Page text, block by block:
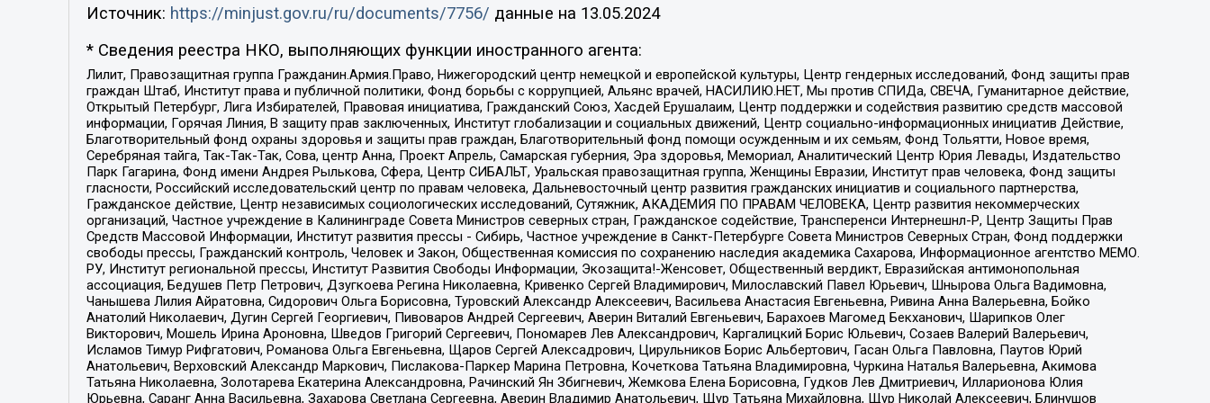
Источник: https://minjust.gov.ru/ru/documents/7756/ данные на 13.05.2024
* Сведения реестра НКО, выполняющих функции иностранного агента:
Лилит, Правозащитная группа Гражданин.Армия.Право, Нижегородский центр немецкой и европейской культуры, Центр гендерных исследований, Фонд защиты прав
граждан Штаб, Институт права и публичной политики, Фонд борьбы с коррупцией, Альянс врачей, НАСИЛИЮ.НЕТ, Мы против СПИДа, СВЕЧА, Гуманитарное действие,
Открытый Петербург, Лига Избирателей, Правовая инициатива, Гражданский Союз, Хасдей Ерушалаим, Центр поддержки и содействия развитию средств массовой
информации, Горячая Линия, В защиту прав заключенных, Институт глобализации и социальных движений, Центр социально-информационных инициатив Действие,
Благотворительный фонд охраны здоровья и защиты прав граждан, Благотворительный фонд помощи осужденным и их семьям, Фонд Тольятти, Новое время,
Серебряная тайга, Так-Так-Так, Сова, центр Анна, Проект Апрель, Самарская губерния, Эра здоровья, Мемориал, Аналитический Центр Юрия Левады, Издательство
Парк Гагарина, Фонд имени Андрея Рылькова, Сфера, Центр СИБАЛЬТ, Уральская правозащитная группа, Женщины Евразии, Институт прав человека, Фонд защиты
гласности, Российский исследовательский центр по правам человека, Дальневосточный центр развития гражданских инициатив и социального партнерства,
Гражданское действие, Центр независимых социологических исследований, Сутяжник, АКАДЕМИЯ ПО ПРАВАМ ЧЕЛОВЕКА, Центр развития некоммерческих
организаций, Частное учреждение в Калининграде Совета Министров северных стран, Гражданское содействие, Трансперенси Интернешнл-Р, Центр Защиты Прав
Средств Массовой Информации, Институт развития прессы - Сибирь, Частное учреждение в Санкт-Петербурге Совета Министров Северных Стран, Фонд поддержки
свободы прессы, Гражданский контроль, Человек и Закон, Общественная комиссия по сохранению наследия академика Сахарова, Информационное агентство МЕМО.
РУ, Институт региональной прессы, Институт Развития Свободы Информации, Экозащита!-Женсовет, Общественный вердикт, Евразийская антимонопольная
ассоциация, Бедушев Петр Петрович, Дзугкоева Регина Николаевна, Кривенко Сергей Владимирович, Милославский Павел Юрьевич, Шнырова Ольга Вадимовна,
Чанышева Лилия Айратовна, Сидорович Ольга Борисовна, Туровский Александр Алексеевич, Васильева Анастасия Евгеньевна, Ривина Анна Валерьевна, Бойко
Анатолий Николаевич, Дугин Сергей Георгиевич, Пивоваров Андрей Сергеевич, Аверин Виталий Евгеньевич, Барахоев Магомед Бекханович, Шарипков Олег
Викторович, Мошель Ирина Ароновна, Шведов Григорий Сергеевич, Пономарев Лев Александрович, Каргалицкий Борис Юльевич, Созаев Валерий Валерьевич,
Исламов Тимур Рифгатович, Романова Ольга Евгеньевна, Щаров Сергей Алексадрович, Цирульников Борис Альбертович, Гасан Ольга Павловна, Паутов Юрий
Анатольевич, Верховский Александр Маркович, Пислакова-Паркер Марина Петровна, Кочеткова Татьяна Владимировна, Чуркина Наталья Валерьевна, Акимова
Татьяна Николаевна, Золотарева Екатерина Александровна, Рачинский Ян Збигневич, Жемкова Елена Борисовна, Гудков Лев Дмитриевич, Илларионова Юлия
Юрьевна, Саранг Анна Васильевна, Захарова Светлана Сергеевна, Аверин Владимир Анатольевич, Щур Татьяна Михайловна, Щур Николай Алексеевич, Блинушов